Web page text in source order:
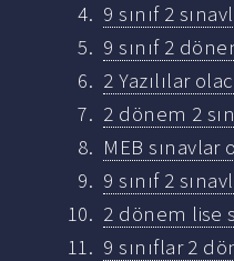
9 sınıf 2
9 sınıf 2
2 Yazılılar
2 dönem 2
MEB sınavlar
9 sınıf 2
2 dönem lise
9 sınıflar 2